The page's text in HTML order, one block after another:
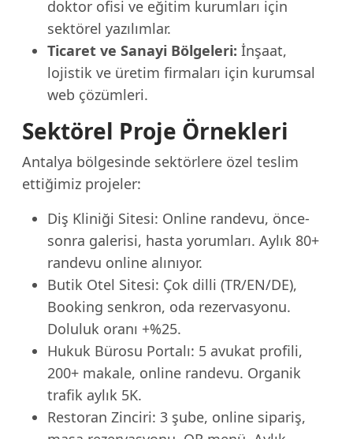
doktor ofisi ve eğitim kurumları için
sektörel yazılımlar.
Ticaret ve Sanayi Bölgeleri: İnşaat,
lojistik ve üretim firmaları için kurumsal
web çözümleri.
Sektörel Proje Örnekleri
Antalya bölgesinde sektörlere özel teslim
ettiğimiz projeler:
Diş Kliniği Sitesi: Online randevu, önce-
sonra galerisi, hasta yorumları. Aylık 80+
randevu online alınıyor.
Butik Otel Sitesi: Çok dilli (TR/EN/DE),
Booking senkron, oda rezervasyonu.
Doluluk oranı +%25.
Hukuk Bürosu Portalı: 5 avukat profili,
200+ makale, online randevu. Organik
trafik aylık 5K.
Restoran Zinciri: 3 şube, online sipariş,